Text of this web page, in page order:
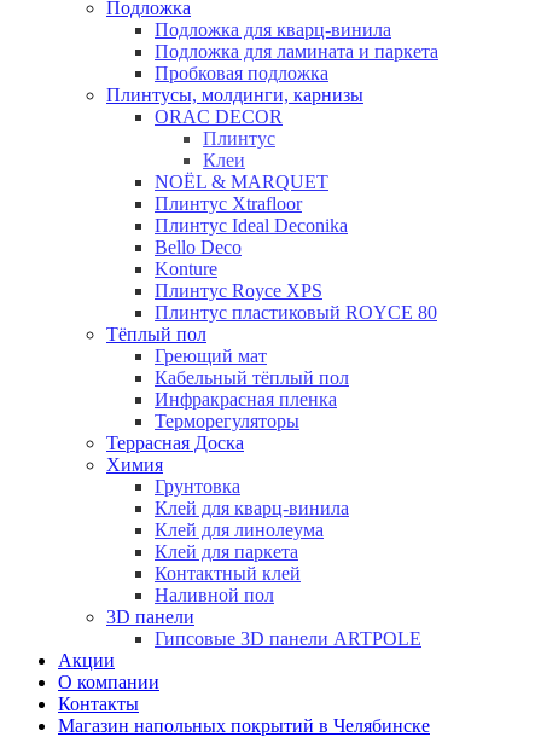
Подложка
Подложка для кварц-винила
Подложка для ламината и паркета
Пробковая подложка
Плинтусы, молдинги, карнизы
ORAC DECOR
Плинтус
Клеи
NOЁL & MARQUET
Плинтус Xtrafloor
Плинтус Ideal Deconika
Bello Deco
Konture
Плинтус Royce XPS
Плинтус пластиковый ROYCE 80
Тёплый пол
Греющий мат
Кабельный тёплый пол
Инфракрасная пленка
Терморегуляторы
Террасная Доска
Химия
Грунтовка
Клей для кварц-винила
Клей для линолеума
Клей для паркета
Контактный клей
Наливной пол
3D панели
Гипсовые 3D панели ARTPOLE
Акции
О компании
Контакты
Магазин напольных покрытий в Челябинске